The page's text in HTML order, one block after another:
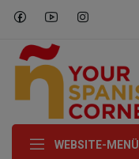
WEBSITE-MENÜ